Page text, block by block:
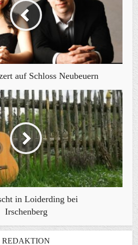
auf Schloss Neubeuern
in Loiderding bei
Irschenberg
REDAKTION